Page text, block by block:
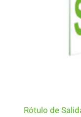
Rótulo de